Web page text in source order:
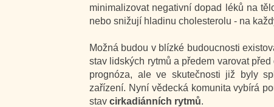
minimalizovat negativní dopad léků na
nebo snižují hladinu cholesterolu - na
Možná budou v blízké budoucnosti
stav lidských rytmů a předem varovat
prognóza, ale ve skutečnosti již byly
zařízení. Nyní vědecká komunita vybírá
stav cirkadiánních rytmů.